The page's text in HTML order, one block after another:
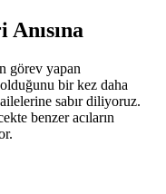
görev yapan
bir kez daha
sabır diliyoruz.
benzer acıların